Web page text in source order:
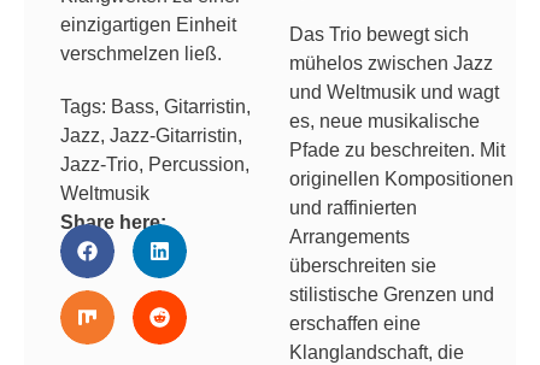
Das Trio bewegt sich
mühelos zwischen Jazz
und Weltmusik und wagt
es, neue musikalische
Pfade zu beschreiten. Mit
originellen Kompositionen
und raffinierten
Arrangements
überschreiten sie
stilistische Grenzen und
erschaffen eine
Klanglandschaft, die
einzigartigen Einheit
verschmelzen ließ.
Tags: Bass, Gitarristin,
Jazz, Jazz-Gitarristin,
Jazz-Trio, Percussion,
Weltmusik
Share here: